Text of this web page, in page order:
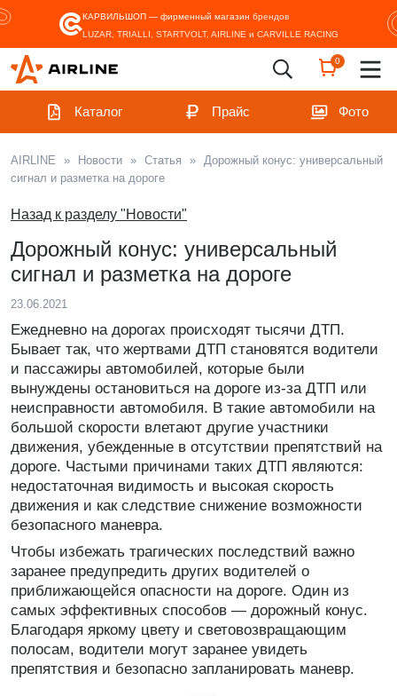
КАРВИЛЬШОП — фирменный магазин брендов
LUZAR, TRIALLI, STARTVOLT, AIRLINE и CARVILLE RACING
0
Каталог Прайс Фото
AIRLINE » Новости » Статья » Дорожный конус: универсальный
сигнал и разметка на дороге
Назад к разделу "Новости"
Дорожный конус: универсальный
сигнал и разметка на дороге
23.06.2021
Ежедневно на дорогах происходят тысячи ДТП.
Бывает так, что жертвами ДТП становятся водители
и пассажиры автомобилей, которые были
вынуждены остановиться на дороге из-за ДТП или
неисправности автомобиля. В такие автомобили на
большой скорости влетают другие участники
движения, убежденные в отсутствии препятствий на
дороге. Частыми причинами таких ДТП являются:
недостаточная видимость и высокая скорость
движения и как следствие снижение возможности
безопасного маневра.
Чтобы избежать трагических последствий важно
заранее предупредить других водителей о
приближающейся опасности на дороге. Один из
самых эффективных способов — дорожный конус.
Благодаря яркому цвету и световозвращающим
полосам, водители могут заранее увидеть
препятствия и безопасно запланировать маневр.